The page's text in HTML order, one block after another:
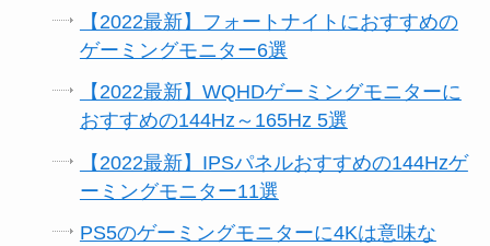
【2022最新】フォートナイトにおすすめの
ゲーミングモニター6選
【2022最新】WQHDゲーミングモニターに
おすすめの144Hz～165Hz 5選
【2022最新】IPSパネルおすすめの144Hzゲ
ーミングモニター11選
PS5のゲーミングモニターに4Kは意味な